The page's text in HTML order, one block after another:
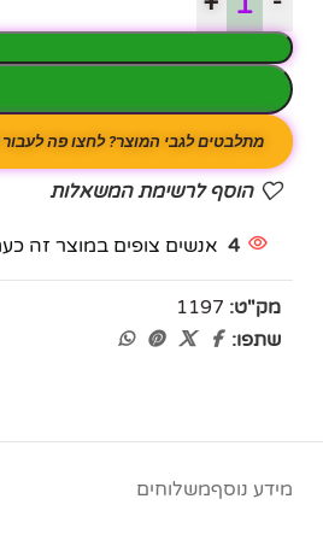
מתלבטים לגבי המוצר? לחצו פה
הוסף לרשימת המשאלות
4 אנשים צופים במוצר זה
מק"ט: 1197
שתפו:
מידע נוסףמשלוחים
פייסבוק
אינסטגרם
יוטיוב